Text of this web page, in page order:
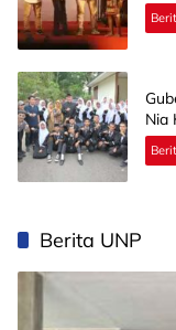
Nia
Berita UNP